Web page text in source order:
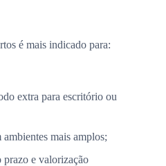
é mais indicado para:
extra para escritório ou
mais amplos;
prazo e valorização